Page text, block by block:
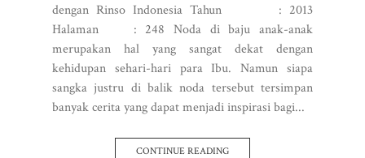
dengan Rinso Indonesia Tahun : 2013
Halaman : 248 Noda di baju anak-anak
merupakan hal yang sangat dekat dengan
kehidupan sehari-hari para Ibu. Namun siapa
sangka justru di balik noda tersebut tersimpan
banyak cerita yang dapat menjadi inspirasi bagi...
CONTINUE READING